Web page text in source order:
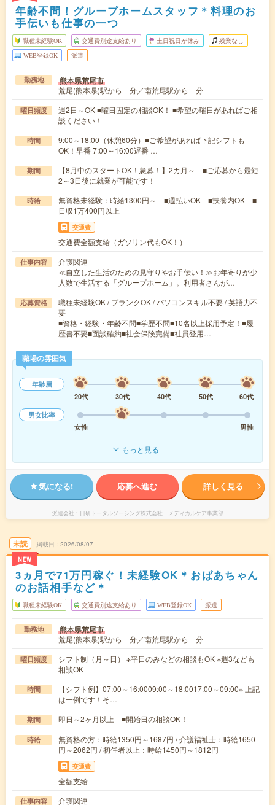
年齢不問！グループホームスタッフ＊料理のお
手伝いも仕事の一つ
職種未経験OK 交通費別途支給あり 土日祝日が休み 残業なし
WEB登録OK 派遣
勤務地 熊本県荒尾市
荒尾(熊本県)駅から---分／南荒尾駅から---分
曜日頻度
週2日～OK ■曜日固定の相談OK！ ■希望の曜日があればご相
談ください！
時間
9:00～18:00（休憩60分）■ご希望があれば下記シフトも
OK！早番 7:00～16:00遅番 …
期間
【8月中のスタートOK！急募！】2カ月～ ■ご応募から最短
2～3日後に就業が可能です！
時給
無資格未経験：時給1300円～ ■週払いOK ■扶養内OK ■
日収1万400円以上
交通費
交通費全額支給（ガソリン代もOK！）
仕事内容
介護関連
≪自立した生活のための見守りやお手伝い！≫お年寄りが少
人数で生活する「グループホーム」。利用者さんが…
応募資格
職種未経験OK / ブランクOK / パソコンスキル不要 / 英語力不
要
■資格・経験・年齢不問■学歴不問■10名以上採用予定！■履
歴書不要■面談確約■社会保険完備■社員登用…
職場の雰囲気
年齢層
20代
30代 40代 50代
60代
男女比率
女性
男性
もっと見る
気になる! 応募へ進む 詳しく見る
派遣会社 日研トータルソーシング株式会社 メディカルケア事業部
未読
NEW
掲載日 2026/08/07
3ヵ月で71万円稼ぐ！未経験OK＊おばあちゃん
のお話相手など＊
職種未経験OK 交通費別途支給あり WEB登録OK 派遣
勤務地 熊本県荒尾市
荒尾(熊本県)駅から---分／南荒尾駅から---分
曜日頻度
シフト制（月～日） ※平日のみなどの相談もOK ※週3なども
相談OK
時間
【シフト例】07:00～16:0009:00～18:0017:00～09:00※ 上記
は一例です！そ…
期間 即日～2ヶ月以上 ■開始日の相談OK！
時給
無資格の方：時給1350円～1687円 / 介護福祉士：時給1650
円～2062円 / 初任者以上：時給1450円～1812円
交通費
全額支給
仕事内容 介護関連